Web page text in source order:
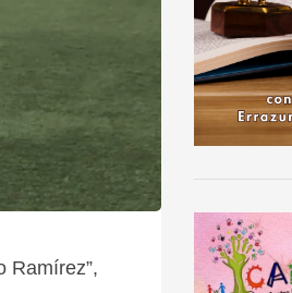
Ramírez”,